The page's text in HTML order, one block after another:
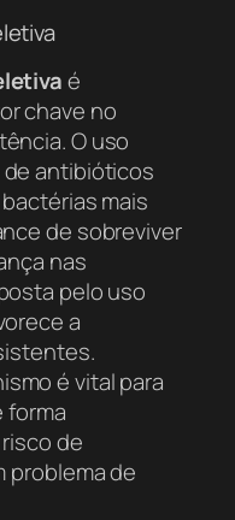
é
chave no
O uso
antibióticos
mais
de sobreviver
nas
pelo uso
a
é vital para
forma
de
problema de